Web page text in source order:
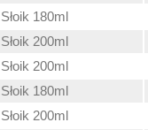
Słoik 180ml
Słoik 200ml
Słoik 200ml
Słoik 180ml
Słoik 200ml